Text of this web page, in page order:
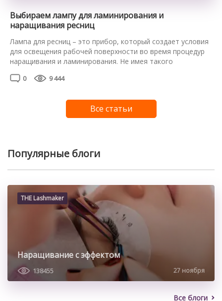
Популярные блоги
THE Lashmaker
Наращивание с эффектом
138455 27 ноября
Все блоги
Выбираем лампу для ламинирования и
наращивания ресниц
Лампа для ресниц – это прибор, который создает условия
для освещения рабочей поверхности во время процедур
наращивания и ламинирования. Не имея такого
испортить не только свою работу, но и зрение. Как
функциональную? Экспертные советы для мастеров – в
нашей шпаргалке. Основные параметры выбора
Качественное освещение […]
0 9 444
Все статьи